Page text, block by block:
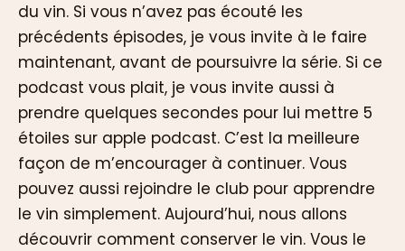
du vin. Si vous n’avez pas écouté les
précédents épisodes, je vous invite à le faire
maintenant, avant de poursuivre la série. Si ce
podcast vous plait, je vous invite aussi à
prendre quelques secondes pour lui mettre 5
étoiles sur apple podcast. C’est la meilleure
façon de m’encourager à continuer. Vous
pouvez aussi rejoindre le club pour apprendre
le vin simplement. Aujourd’hui, nous allons
découvrir comment conserver le vin. Vous le